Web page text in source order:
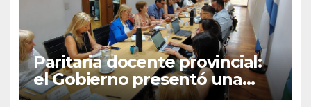
Paritaria docente provincial:
el Gobierno presentó una
oferta del 7% que será